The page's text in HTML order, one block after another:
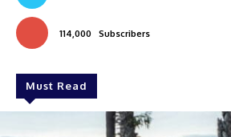
114,000 Subscribers
Must Read